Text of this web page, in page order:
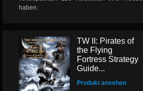
haben.
TW II: Pirates of
the Flying
Fortress Strategy
Guide...
Produkt ansehen